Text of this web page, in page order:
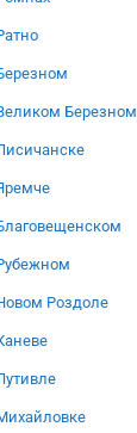
Березном
Роздоле